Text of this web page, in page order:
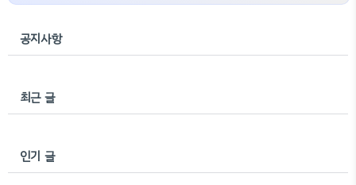
공지사항
최근 글
인기 글